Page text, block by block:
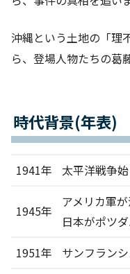
沖縄という土地の「理
ら、登場人物たちの葛
時代背景(年表)
1941年 太平洋戦争
1945年
アメリカ軍
日本がポツ
1951年
サンフラン